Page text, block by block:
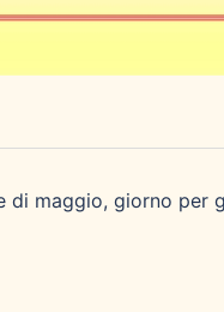
di maggio, giorno per